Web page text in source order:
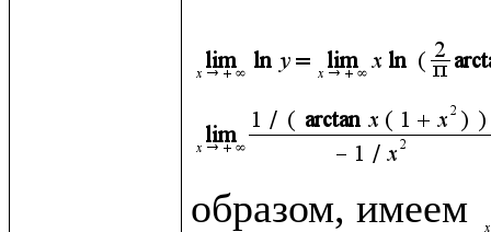
образом, имеем